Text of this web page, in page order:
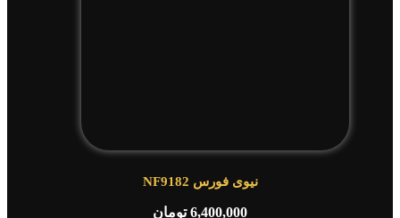
نیوی فورس NF9182
6,400,000 تومان